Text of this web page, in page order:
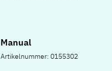
Manual
Artikelnummer: 0155302